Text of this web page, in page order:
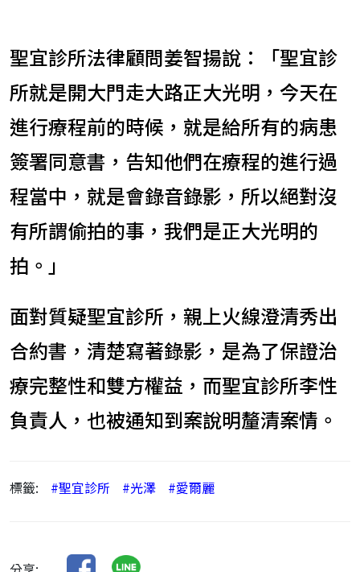
聖宜診所法律顧問姜智揚說：「聖宜診
所就是開大門走大路正大光明，今天在
進行療程前的時候，就是給所有的病患
簽署同意書，告知他們在療程的進行過
程當中，就是會錄音錄影，所以絕對沒
有所謂偷拍的事，我們是正大光明的
拍。」
面對質疑聖宜診所，親上火線澄清秀出
合約書，清楚寫著錄影，是為了保證治
療完整性和雙方權益，而聖宜診所李性
負責人，也被通知到案說明釐清案情。
標籤: #聖宜診所 #光澤 #愛爾麗